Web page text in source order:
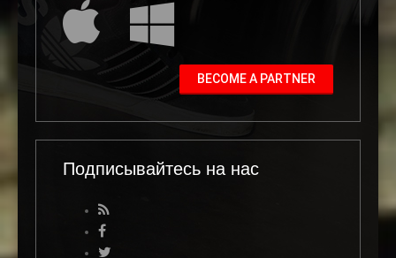
BECOME A PARTNER
Подписывайтесь на нас